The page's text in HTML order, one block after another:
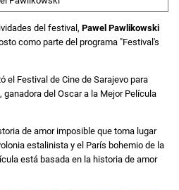
del festival, Pawel Pawlikowski
como parte del programa "Festival's
el Festival de Cine de Sarajevo para
ganadora del Oscar a la Mejor Película
de amor imposible que toma lugar
estalinista y el París bohemio de la
está basada en la historia de amor